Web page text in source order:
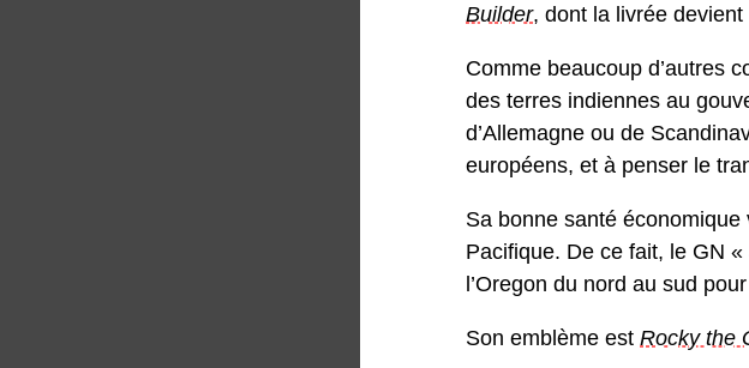
Builder, dont la livrée
Comme beaucoup d’autres
des terres indiennes au
d’Allemagne ou de
européens, et à penser le
Sa bonne santé
Pacifique. De ce fait, le GN
l’Oregon du nord au sud
Son emblème est Rocky the